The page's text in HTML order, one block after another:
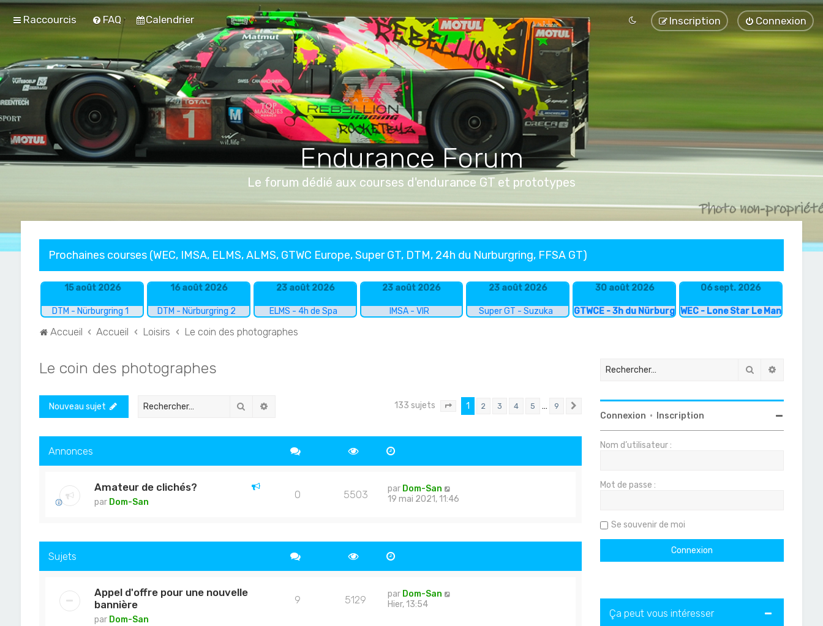
Raccourcis FAQ Calendrier Connexion
Inscription
Endurance Forum
Le forum dédié aux courses d'endurance GT et prototypes
Prochaines courses (WEC, IMSA, ELMS, ALMS, GTWC Europe, Super GT, DTM, 24h du Nurburgring, FFSA GT)
15 août 2026
DTM - Nürburgring 1
16 août 2026
DTM - Nürburgring 2
23 août 2026
ELMS - 4h de Spa
23 août 2026
IMSA - VIR
23 août 2026
Super GT - Suzuka
30 août 2026
GTWCE - 3h du Nürburgring
06 sept. 2026
WEC - Lone Star Le Mans
Accueil Accueil Loisirs Le coin des photographes
Le coin des photographes
Nouveau sujet Rechercher 133 sujets Page sur 9
1 2 3 4 5 … 9
Annonces
Amateur de clichés?
par Dom-San
0 5503 par Dom-San
19 mai 2021, 11:46
Sujets
Appel d'offre pour une nouvelle
bannière
par Dom-San
9 5129 par Dom-San
Hier, 13:54
Rechercher
Connexion • Inscription
Nom d’utilisateur :
Mot de passe :
Se souvenir de moi
Ça peut vous intéresser